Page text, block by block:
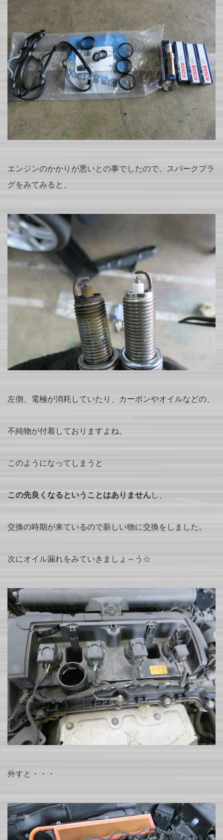
エンジンのかかりが悪いとの事でしたので、スパークプラ
グをみてみると、
左側、電極が消耗していたり、カーボンやオイルなどの、
不純物が付着しておりますよね。
このようになってしまうと
この先良くなるということはありませんし、
交換の時期が来ているので新しい物に交換をしました。
次にオイル漏れをみていきましょ～う☆
外すと・・・